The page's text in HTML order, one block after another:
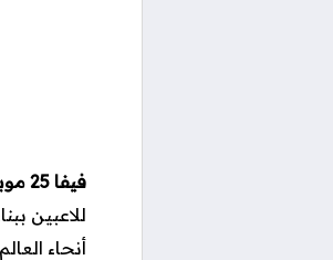
فيفا 25 موبايل
للاعبين
أنحاء